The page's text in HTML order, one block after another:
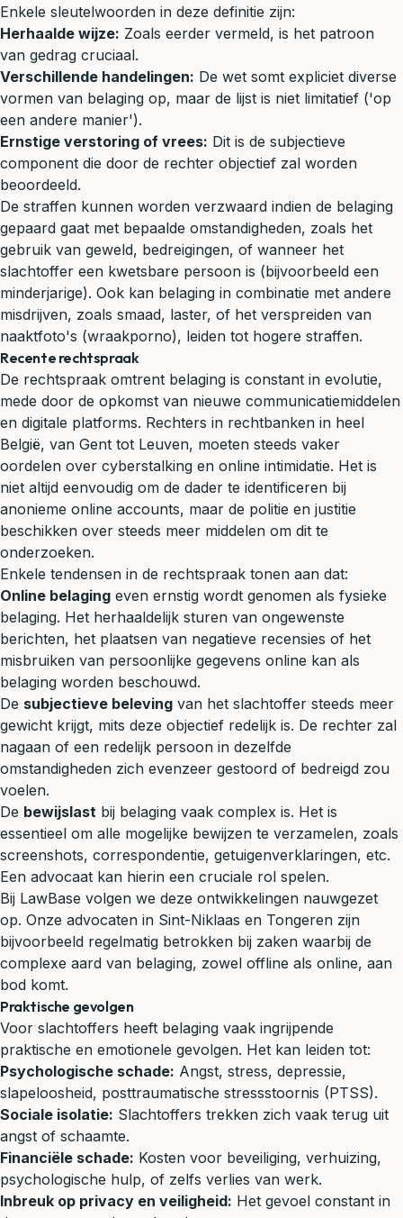
Enkele sleutelwoorden in deze definitie zijn:
Herhaalde wijze: Zoals eerder vermeld, is het patroon
van gedrag cruciaal.
Verschillende handelingen: De wet somt expliciet diverse
vormen van belaging op, maar de lijst is niet limitatief ('op
een andere manier').
Ernstige verstoring of vrees: Dit is de subjectieve
component die door de rechter objectief zal worden
beoordeeld.
De straffen kunnen worden verzwaard indien de belaging
gepaard gaat met bepaalde omstandigheden, zoals het
gebruik van geweld, bedreigingen, of wanneer het
slachtoffer een kwetsbare persoon is (bijvoorbeeld een
minderjarige). Ook kan belaging in combinatie met andere
misdrijven, zoals smaad, laster, of het verspreiden van
naaktfoto's (wraakporno), leiden tot hogere straffen.
Recente rechtspraak
De rechtspraak omtrent belaging is constant in evolutie,
mede door de opkomst van nieuwe communicatiemiddelen
en digitale platforms. Rechters in rechtbanken in heel
België, van Gent tot Leuven, moeten steeds vaker
oordelen over cyberstalking en online intimidatie. Het is
niet altijd eenvoudig om de dader te identificeren bij
anonieme online accounts, maar de politie en justitie
beschikken over steeds meer middelen om dit te
onderzoeken.
Enkele tendensen in de rechtspraak tonen aan dat:
Online belaging even ernstig wordt genomen als fysieke
belaging. Het herhaaldelijk sturen van ongewenste
berichten, het plaatsen van negatieve recensies of het
misbruiken van persoonlijke gegevens online kan als
belaging worden beschouwd.
De subjectieve beleving van het slachtoffer steeds meer
gewicht krijgt, mits deze objectief redelijk is. De rechter zal
nagaan of een redelijk persoon in dezelfde
omstandigheden zich evenzeer gestoord of bedreigd zou
voelen.
De bewijslast bij belaging vaak complex is. Het is
essentieel om alle mogelijke bewijzen te verzamelen, zoals
screenshots, correspondentie, getuigenverklaringen, etc.
Een advocaat kan hierin een cruciale rol spelen.
Bij LawBase volgen we deze ontwikkelingen nauwgezet
op. Onze advocaten in Sint-Niklaas en Tongeren zijn
bijvoorbeeld regelmatig betrokken bij zaken waarbij de
complexe aard van belaging, zowel offline als online, aan
bod komt.
Praktische gevolgen
Voor slachtoffers heeft belaging vaak ingrijpende
praktische en emotionele gevolgen. Het kan leiden tot:
Psychologische schade: Angst, stress, depressie,
slapeloosheid, posttraumatische stressstoornis (PTSS).
Sociale isolatie: Slachtoffers trekken zich vaak terug uit
angst of schaamte.
Financiële schade: Kosten voor beveiliging, verhuizing,
psychologische hulp, of zelfs verlies van werk.
Inbreuk op privacy en veiligheid: Het gevoel constant in